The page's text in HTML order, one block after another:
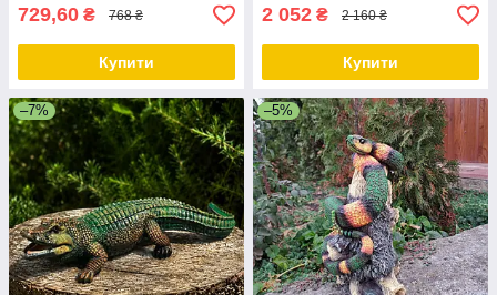
729,60 ₴ 768 ₴
Купити
2 052 ₴ 2 160 ₴
Купити
–7% –5%